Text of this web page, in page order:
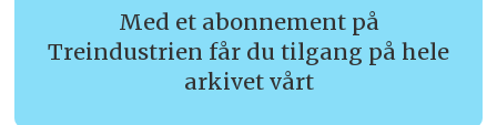
Med et abonnement på
Treindustrien får du tilgang på hele
arkivet vårt